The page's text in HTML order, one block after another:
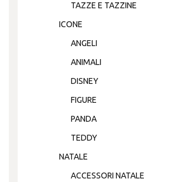
TAZZE E TAZZINE
ICONE
ANGELI
ANIMALI
DISNEY
FIGURE
PANDA
TEDDY
NATALE
ACCESSORI NATALE